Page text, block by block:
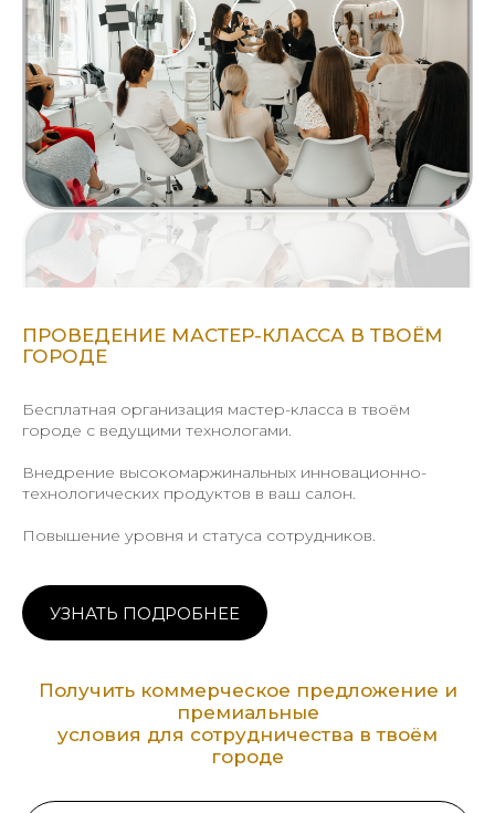
ПРОВЕДЕНИЕ МАСТЕР-КЛАССА В ТВОЁМ
ГОРОДЕ
Бесплатная организация мастер-класса в твоём
городе с ведущими технологами.
Внедрение высокомаржинальных инновационно-
технологических продуктов в ваш салон.
Повышение уровня и статуса сотрудников.
УЗНАТЬ ПОДРОБНЕЕ
Получить коммерческое предложение и
премиальные
условия для сотрудничества в твоём
городе